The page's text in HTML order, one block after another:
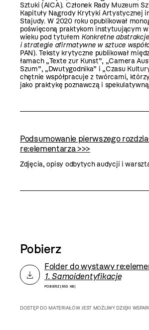
Sztuki (AICA). Członek Rady Muzeum
Kapituły Nagrody Krytyki Artystycznej
Stajudy. W 2020 roku opublikował
poświęconą praktykom instytuującym w
wieku pod tytułem Konkretne
i strategie afirmatywne w sztuce
PAN). Teksty krytyczne publikował
łamach „Texte zur Kunst”, „Camera
Szum”, „Dwutygodnika” i „Czasu
chętnie współpracuje z twórcami,
jako praktykę poznawczą i
Podsumowanie pierwszego
re:elementarza >>>
Zdjęcia, opisy odbytych audycji i
Pobierz
Folder do wystawy
1. Samoidentyfikacje
POBIERZ [850 KB]
DOSTĘP DO MATERIAŁÓW JEST MOŻLIWY DZIĘKI